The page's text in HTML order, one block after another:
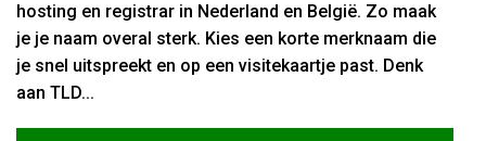
hosting en registrar in Nederland en België. Zo maak
je je naam overal sterk. Kies een korte merknaam die
je snel uitspreekt en op een visitekaartje past. Denk
aan TLD...